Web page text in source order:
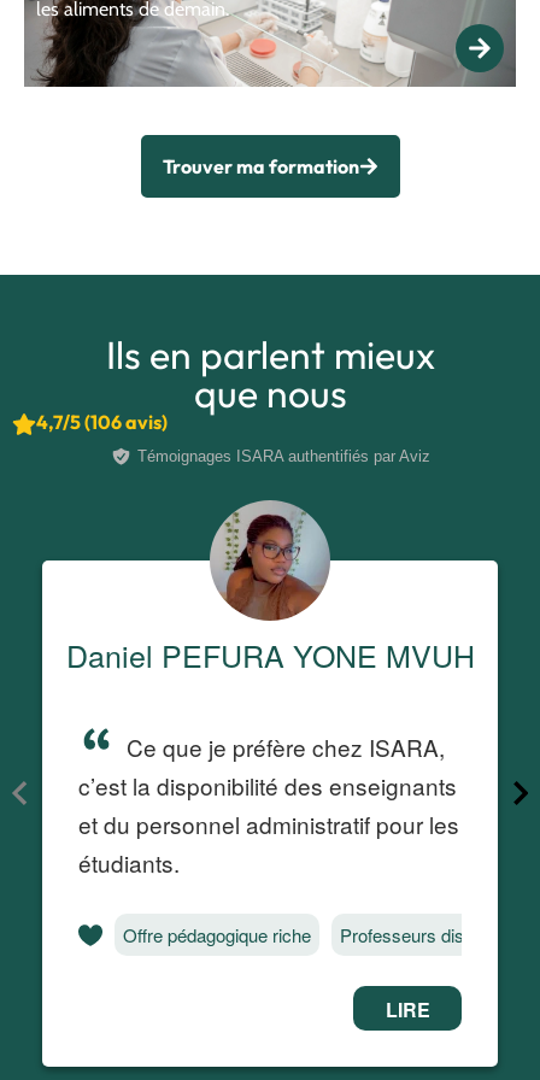
les aliments de demain.
Trouver ma formation
Ils en parlent mieux
que nous
4,7/5 (106 avis)